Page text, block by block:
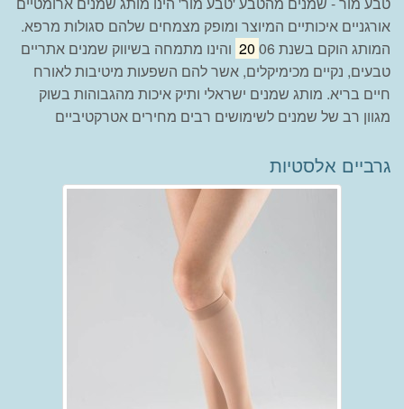
אורגניים איכותיים המיוצר ומופק מצמחים שלהם סגולות מרפא.
המותג הוקם בשנת
20 06 והינו מתמחה בשיווק שמנים אתריים
טבעים, נקיים מכימיקלים, אשר להם השפעות מיטיבות לאורח
חיים בריא. מותג שמנים ישראלי ותיק איכות מהגבוהות בשוק
מגוון רב של שמנים לשימושים רבים מחירים אטרקטיביים
גרביים אלסטיות